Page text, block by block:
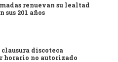
renuevan su lealtad
sus 201 años
discoteca
horario no autorizado